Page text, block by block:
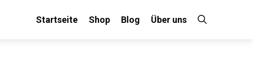
Startseite Shop Blog Über uns